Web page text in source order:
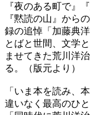
『夜のある町で』
『黙読の山』から
録の追悼「加藤典
とばと世間、文学
ませてきた荒川洋
る。（版元より）
「いま本を読み、
違いなく最高のひ